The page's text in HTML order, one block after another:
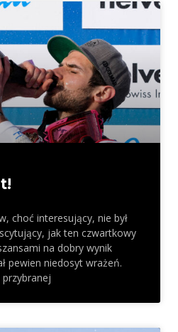
choć interesujący, nie był
jak ten czwartkowy
na dobry wynik
pewien niedosyt wrażeń.